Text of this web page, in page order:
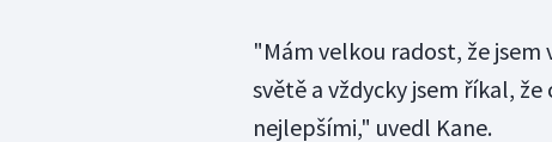
"Mám velkou radost, že jsem
světě a vždycky jsem říkal,
nejlepšími," uvedl Kane.